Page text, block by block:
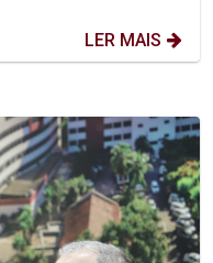
LER MAIS